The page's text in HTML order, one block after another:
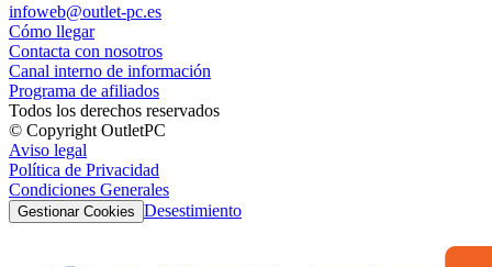
infoweb@outlet-pc.es
Cómo llegar
Contacta con nosotros
Canal interno de información
Programa de afiliados
Todos los derechos reservados
© Copyright OutletPC
Aviso legal
Política de Privacidad
Condiciones Generales
Gestionar Cookies Desestimiento